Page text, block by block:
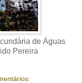
de Águas
Pereira